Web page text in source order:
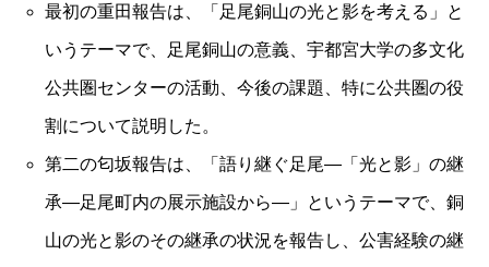
最初の重田報告は、「足尾銅山の光と影を考える」と
いうテーマで、足尾銅山の意義、宇都宮大学の多文化
公共圏センターの活動、今後の課題、特に公共圏の役
割について説明した。
第二の匂坂報告は、「語り継ぐ足尾―「光と影」の継
承―足尾町内の展示施設から―」というテーマで、銅
山の光と影のその継承の状況を報告し、公害経験の継